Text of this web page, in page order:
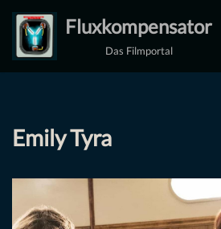
Zum
Inhalt
Fluxkompensator
Das Filmportal
Emily Tyra